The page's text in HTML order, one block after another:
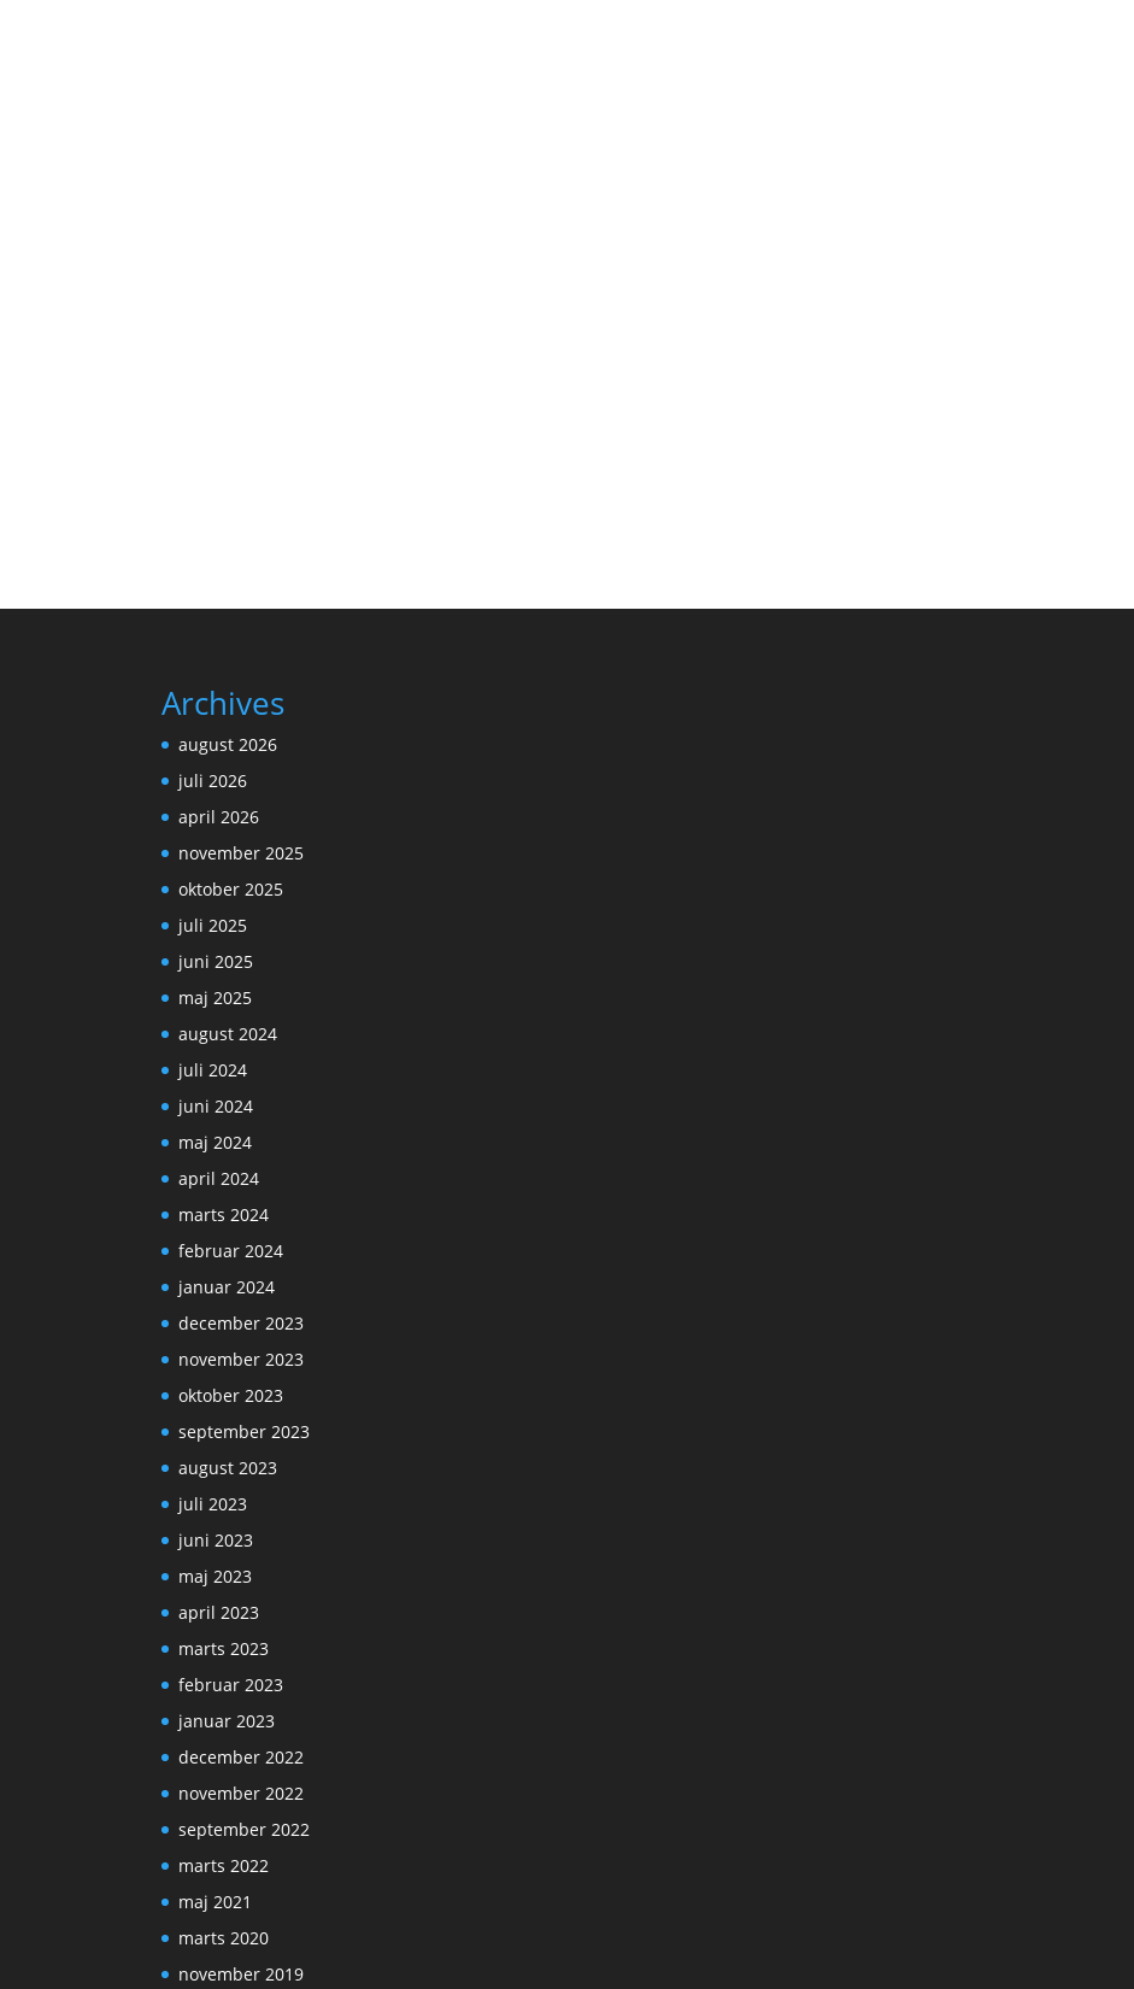
Archives
august 2026
juli 2026
april 2026
november 2025
oktober 2025
juli 2025
juni 2025
maj 2025
august 2024
juli 2024
juni 2024
maj 2024
april 2024
marts 2024
februar 2024
januar 2024
december 2023
november 2023
oktober 2023
september 2023
august 2023
juli 2023
juni 2023
maj 2023
april 2023
marts 2023
februar 2023
januar 2023
december 2022
november 2022
september 2022
marts 2022
maj 2021
marts 2020
november 2019